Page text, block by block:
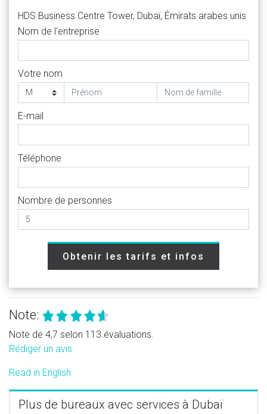
HDS Business Centre Tower, Dubaï, Émirats arabes unis
Nom de l'entreprise
Votre nom
E-mail
Téléphone
Nombre de personnes
Obtenir les tarifs et infos
Note:
Note de 4,7 selon 113 évaluations.
Rédiger un avis
Read in English
Plus de bureaux avec services à Dubaï